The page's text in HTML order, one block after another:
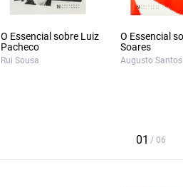
O Essencial sobre Luiz
Pacheco
Rui Sousa
O Essencial
Soares
Augusto